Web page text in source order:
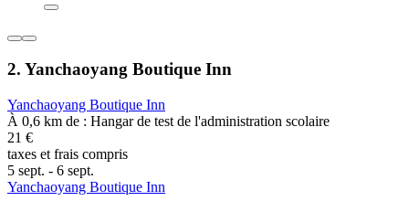
2. Yanchaoyang Boutique Inn
Yanchaoyang Boutique Inn
À 0,6 km de : Hangar de test de l'administration scolaire
21 €
taxes et frais compris
5 sept. - 6 sept.
Yanchaoyang Boutique Inn